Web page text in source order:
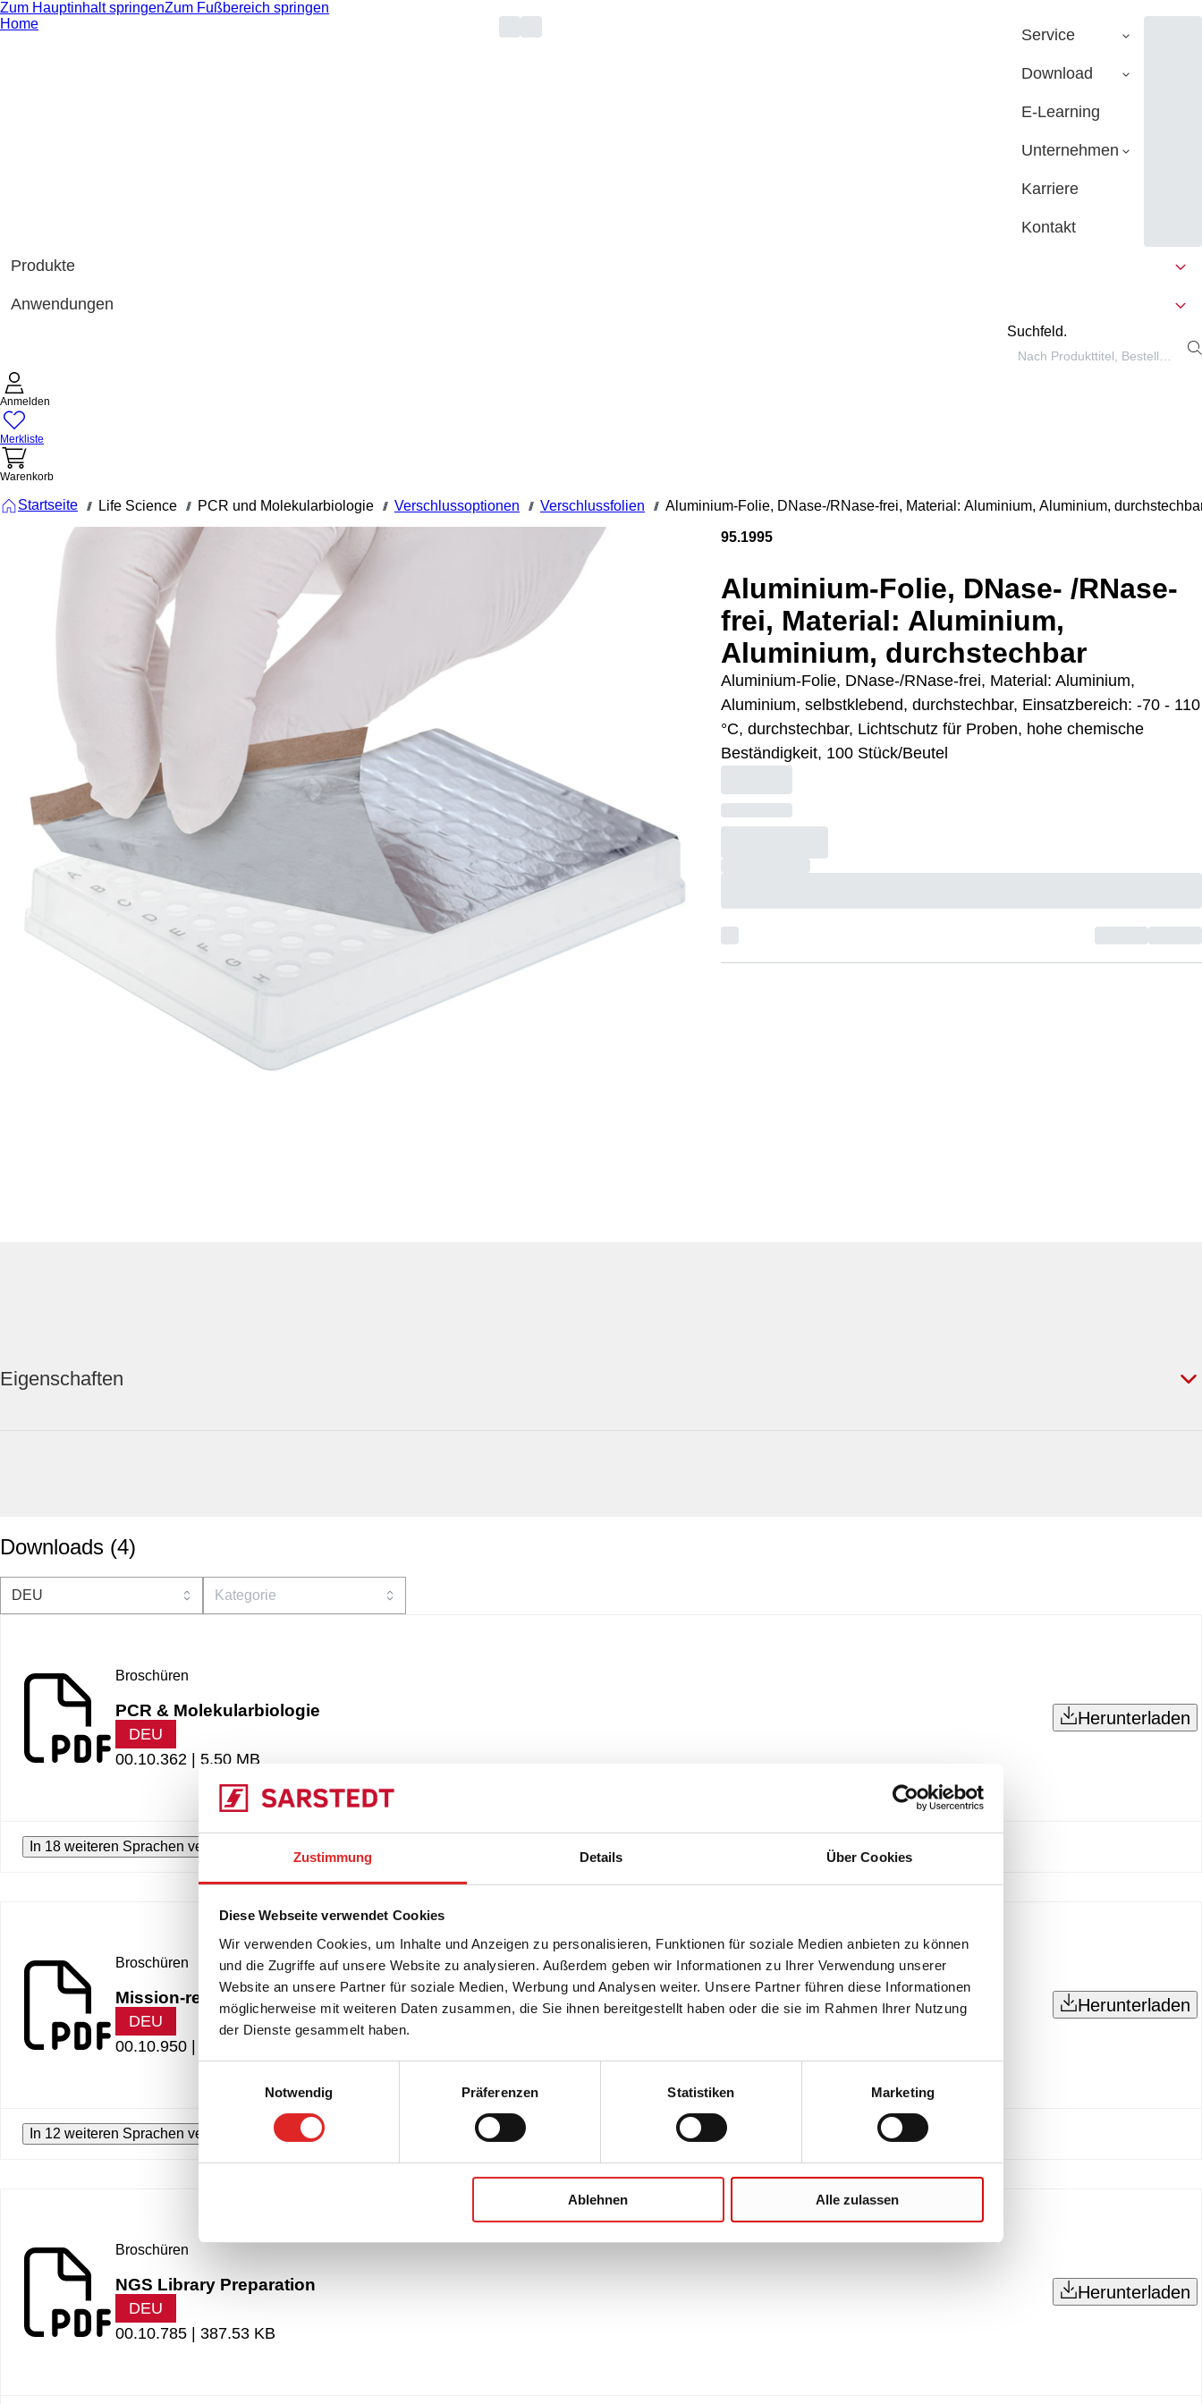
Zustimmung Details Über Cookies
Diese Webseite verwendet Cookies
Wir verwenden Cookies, um Inhalte und Anzeigen zu personalisieren, Funktionen für soziale Medien anbieten zu können
und die Zugriffe auf unsere Website zu analysieren. Außerdem geben wir Informationen zu Ihrer Verwendung unserer
Website an unsere Partner für soziale Medien, Werbung und Analysen weiter. Unsere Partner führen diese Informationen
möglicherweise mit weiteren Daten zusammen, die Sie ihnen bereitgestellt haben oder die sie im Rahmen Ihrer Nutzung
der Dienste gesammelt haben.
Notwendig
Präferenzen Statistiken Marketing
Ablehnen Alle zulassen
Zum Hauptinhalt springenZum Fußbereich springen
Home
Service
Download
E-Learning
Unternehmen
Karriere
Kontakt
Produkte
Anwendungen
Suchfeld.
Anmelden
Merkliste
Warenkorb
Startseite /// Life Science /// PCR und Molekularbiologie /// Verschlussoptionen /// Verschlussfolien /// Aluminium-Folie, DNase-/RNase-frei, Material: Aluminium, Aluminium,
95.1995
Aluminium-Folie, DNase- /RNase-
frei, Material: Aluminium,
Aluminium, durchstechbar
Aluminium-Folie, DNase-/RNase-frei, Material: Aluminium,
Aluminium, selbstklebend, durchstechbar, Einsatzbereich: -70 - 110
°C, durchstechbar, Lichtschutz für Proben, hohe chemische
Beständigkeit, 100 Stück/Beutel
Eigenschaften
Downloads (4)
Broschüren
PCR & Molekularbiologie
DEU
00.10.362 |5.50 MB
Herunterladen
In 18 weiteren Sprachen verfügbar
Broschüren
Mission-ready materials
DEU
00.10.950 |
Herunterladen
In 12 weiteren Sprachen verfügbar
Broschüren
NGS Library Preparation
DEU
00.10.785 |387.53 KB
Herunterladen